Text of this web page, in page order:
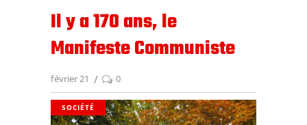
Il y a 170 ans, le
Manifeste Communiste
février 21 0
SOCIÉTÉ